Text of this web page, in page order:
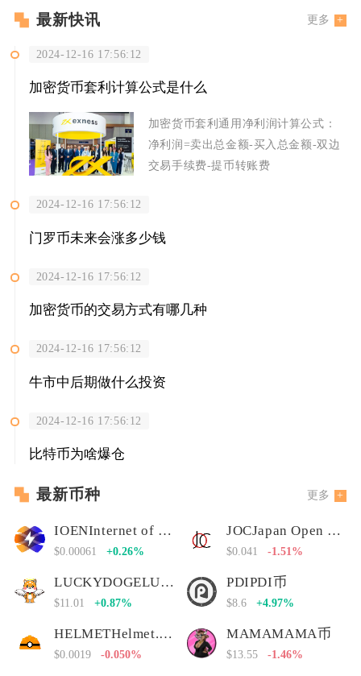
最新快讯 更多
2024-12-16 17:56:12
加密货币套利计算公式是什么
加密货币套利通用净利润计算公式：
净利润=卖出总金额-买入总金额-双边
交易手续费-提币转账费
2024-12-16 17:56:12
门罗币未来会涨多少钱
2024-12-16 17:56:12
加密货币的交易方式有哪几种
2024-12-16 17:56:12
牛市中后期做什么投资
2024-12-16 17:56:12
比特币为啥爆仓
最新币种 更多
IOENInternet of Energy Network
$0.00061 +0.26%
JOCJapan Open Chain
$0.041 -1.51%
LUCKYDOGELUCKYDOGE币
$11.01 +0.87%
PDIPDI币
$8.6 +4.97%
HELMETHelmet.insure Governance Token
$0.0019 -0.050%
MAMAMAMA币
$13.55 -1.46%